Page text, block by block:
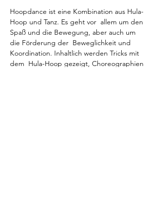
Hoopdance ist eine Kombination aus Hula-
Hoop und Tanz. Es geht vor  allem um den
Spaß und die Bewegung, aber auch um
die Förderung der  Beweglichkeit und
Koordination. Inhaltlich werden Tricks mit
dem  Hula-Hoop gezeigt, Choreographien